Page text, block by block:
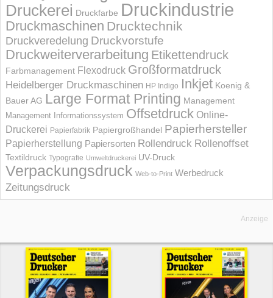
Druckerei Druckfarbe Druckindustrie
Druckmaschinen Drucktechnik
Druckveredelung Druckvorstufe
Druckweiterverarbeitung Etikettendruck
Farbmanagement Flexodruck Großformatdruck
Heidelberger Druckmaschinen HP Indigo Inkjet Koenig &
Bauer AG Large Format Printing Management
Management Informations­system Offsetdruck Online-
Druckerei Papierfabrik Papiergroßhandel Papierhersteller
Papierherstellung Papiersorten Rollendruck Rollenoffset
Textildruck Typografie Umweltdruckerei UV-Druck
Verpackungsdruck Web-to-Print Werbedruck
Zeitungsdruck
Anzeige